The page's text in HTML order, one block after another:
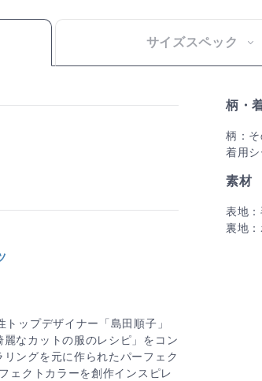
サイズスペック
ップデザイナー「島田順子」
なカットの服のレシピ」をコン
ングを元に作られたパーフェク
ェクトカラーを創作インスピレ
柄・
柄：
着用
素材
表地
裏地